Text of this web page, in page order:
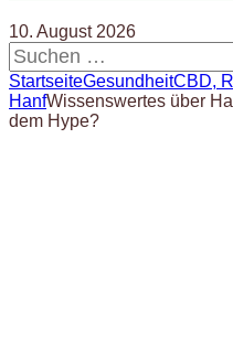
10. August 2026
Suchen
nach:
StartseiteGesundheitCBD,
HanfWissenswertes über
dem Hype?